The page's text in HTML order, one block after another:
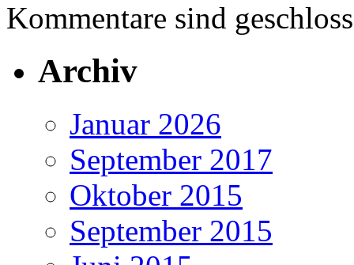
Kommentare sind
Archiv
Januar 2026
September 2017
Oktober 2015
September 2015